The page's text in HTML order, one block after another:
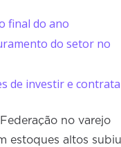
final do ano
do setor no
de investir e
no varejo
estoques altos subiu